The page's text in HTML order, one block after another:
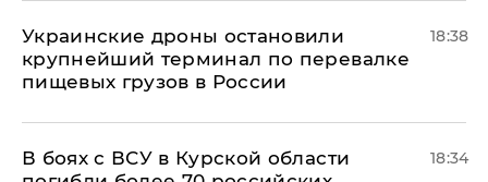
Украинские дроны остановили
крупнейший терминал по перевалке
пищевых грузов в России
18:38
В боях с ВСУ в Курской области
18:34